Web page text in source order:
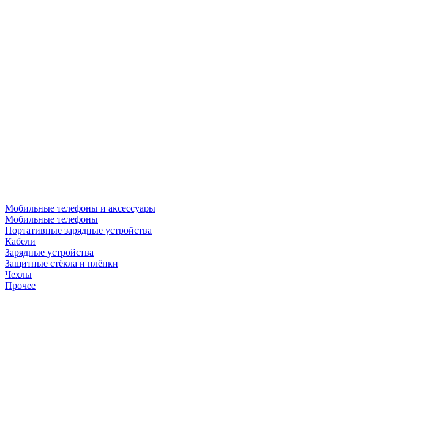
Мобильные телефоны и аксессуары
Мобильные телефоны
Портативные зарядные устройства
Кабели
Зарядные устройства
Защитные стёкла и плёнки
Чехлы
Прочее